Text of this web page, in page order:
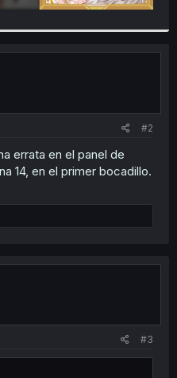
#2
errata en el panel de
14, en el primer bocadillo.
#3